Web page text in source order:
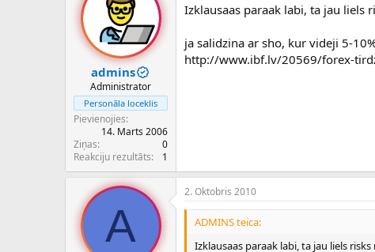
admins
Administrator
Personāla loceklis
Pievienojies
14. Marts 2006
Ziņas
0
Reakciju rezultāts
1
Izklausaas paraak labi, ta jau liels
ja salidzina ar sho, kur videji 5-
http://www.ibf.lv/20569/forex-
A
2. Oktobris 2010
ADMINS teica:
Izklausaas paraak labi, ta jau liels risks